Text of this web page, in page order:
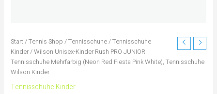
Start/Tennis Shop /Tennisschuhe/Tennisschuhe
Kinder/ Wilson Unisex-Kinder Rush PRO JUNIOR
Tennisschuhe Mehrfarbig (Neon Red Fiesta Pink White), Tennisschuhe
Wilson Kinder
Tennisschuhe Kinder